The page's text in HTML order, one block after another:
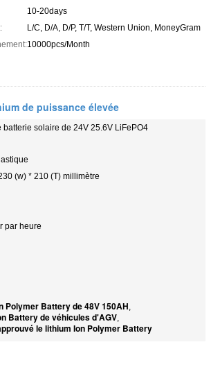
10-20days
L/C, D/A, D/P, T/T, Western Union, MoneyGram
10000pcs/Month
de puissance élevée
batterie solaire de 24V 25.6V LiFePO4
(w) * 210 (T) millimètre
par heure
Polymer Battery de 48V 150AH,
Battery de véhicules d'AGV,
le lithium Ion Polymer Battery